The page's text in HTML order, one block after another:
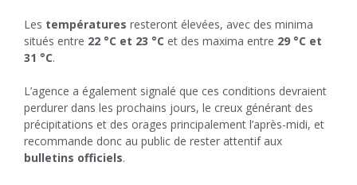
Les températures resteront élevées, avec des minima
situés entre 22 °C et 23 °C et des maxima entre 29 °C et
31 °C.
L’agence a également signalé que ces conditions devraient
perdurer dans les prochains jours, le creux générant des
précipitations et des orages principalement l’après-midi, et
recommande donc au public de rester attentif aux
bulletins officiels.